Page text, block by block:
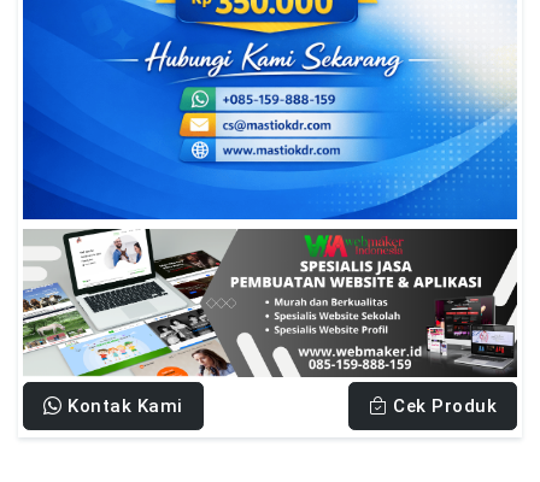
Kontak Kami Cek Produk